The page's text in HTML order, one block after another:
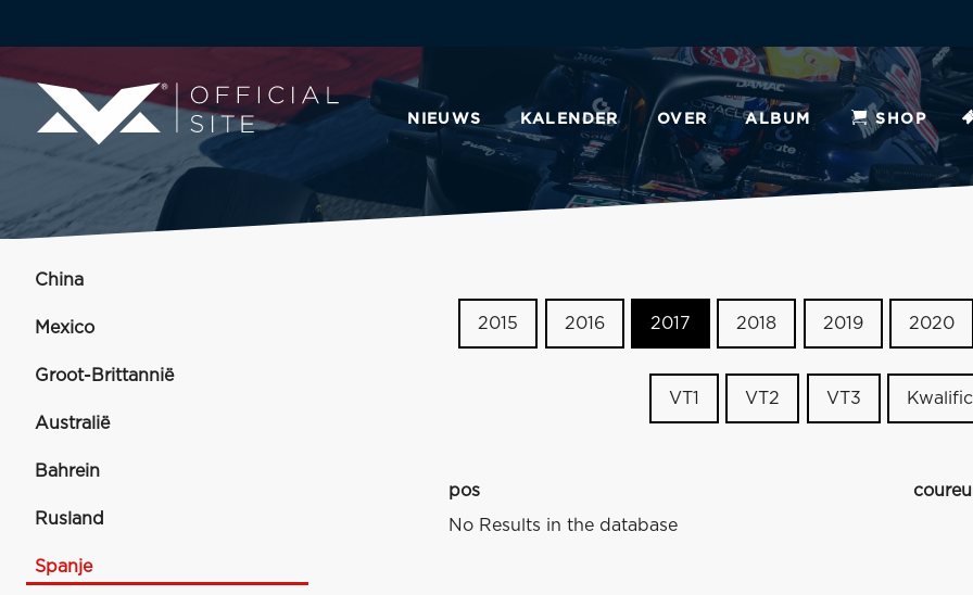
NIEUWS KALENDER OVER ALBUM SHOP
China
Mexico
Groot-Brittannië
Australië
Bahrein
Rusland
Spanje
2015 2016 2017 2018 2019 2020
VT1 VT2 VT3
pos
No Results in the database